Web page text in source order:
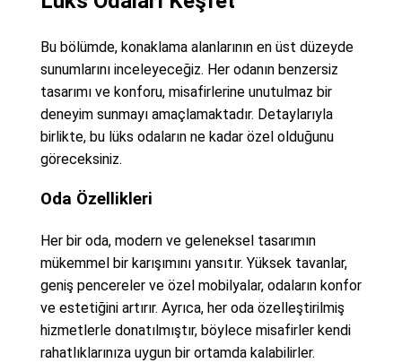
Bu bölümde, konaklama alanlarının en üst düzeyde
sunumlarını inceleyeceğiz. Her odanın benzersiz
tasarımı ve konforu, misafirlerine unutulmaz bir
deneyim sunmayı amaçlamaktadır. Detaylarıyla
birlikte, bu lüks odaların ne kadar özel olduğunu
göreceksiniz.
Oda Özellikleri
Her bir oda, modern ve geleneksel tasarımın
mükemmel bir karışımını yansıtır. Yüksek tavanlar,
geniş pencereler ve özel mobilyalar, odaların konfor
ve estetiğini artırır. Ayrıca, her oda özelleştirilmiş
hizmetlerle donatılmıştır, böylece misafirler kendi
rahatlıklarınıza uygun bir ortamda kalabilirler.